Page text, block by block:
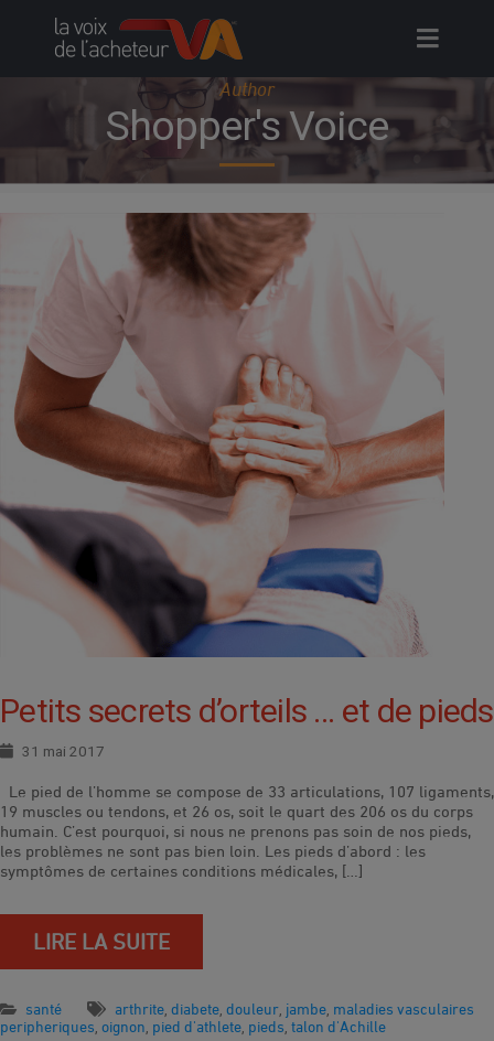
Author
Shopper's Voice
Petits secrets d’orteils … et de pieds
31 mai 2017
Le pied de l’homme se compose de 33 articulations, 107 ligaments,
19 muscles ou tendons, et 26 os, soit le quart des 206 os du corps
humain. C’est pourquoi, si nous ne prenons pas soin de nos pieds,
les problèmes ne sont pas bien loin. Les pieds d’abord : les
symptômes de certaines conditions médicales, […]
LIRE LA SUITE
santé arthrite diabete douleur jambe maladies vasculaires
peripheriques oignon pied d'athlete pieds talon d'Achille